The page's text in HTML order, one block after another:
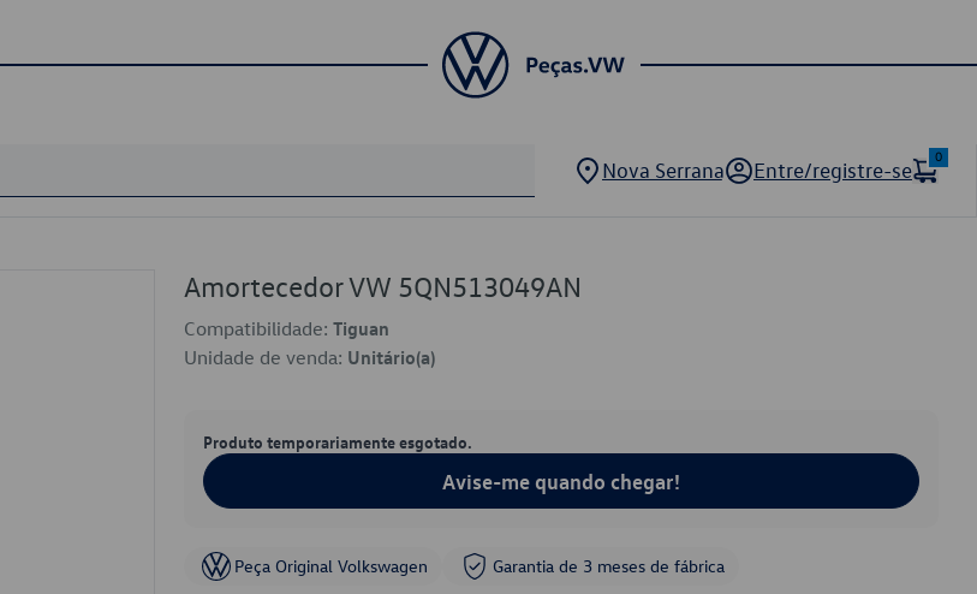
Nova Serrana Entre/registre-se
0
Amortecedor VW 5QN513049AN
Compatibilidade: Tiguan
Unidade de venda: Unitário(a)
Produto temporariamente esgotado.
Avise-me quando chegar!
Peça Original Volkswagen Garantia de 3 meses de fábrica